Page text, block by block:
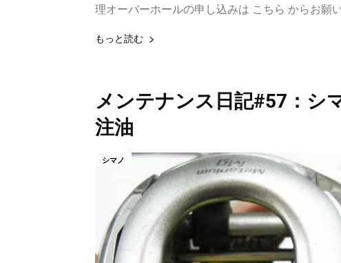
理オーバーホールの申し込みは こちら からお願い
もっと読む
メンテナンス日記#57：シ
注油
シマノ